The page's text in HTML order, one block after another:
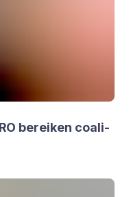
berei­ken coa­li­